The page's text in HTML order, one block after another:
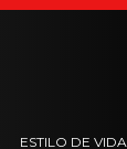
ESTILO DE VIDA